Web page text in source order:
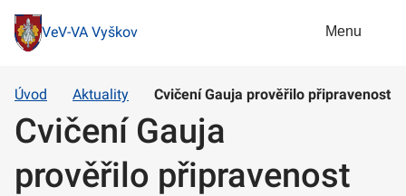
VeV-VA Vyškov Menu
Úvod Aktuality Cvičení Gauja prověřilo připravenost
Cvičení Gauja
prověřilo připravenost